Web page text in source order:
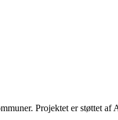
Projektet er støttet af